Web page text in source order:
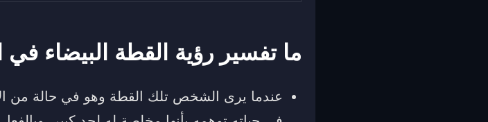
ما تفسير رؤية القطة البيضاء في
عندما يرى الشخص تلك القطة وهو في حالة من